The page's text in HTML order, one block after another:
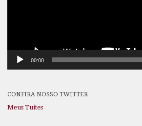
00:00
CONFIRA NOSSO TWITTER
Meus Tuítes